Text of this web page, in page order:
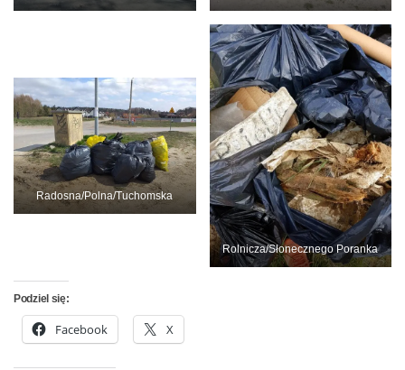
Radosna/Polna/Tuchomska
Rolnicza/Słonecznego Poranka
Podziel się:
Facebook X